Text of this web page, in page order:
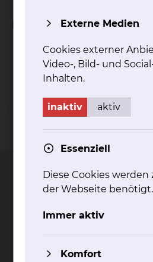
Fachgebiete
Orthopädie
Unfallchirurgie
Kontakt Impressum
Städtisches
Externe Medien
Cookies externer
Video-, Bild- und
Inhalten.
inaktiv aktiv
Essenziell
Diese Cookies
der Webseite benötigt.
Immer aktiv
Komfort